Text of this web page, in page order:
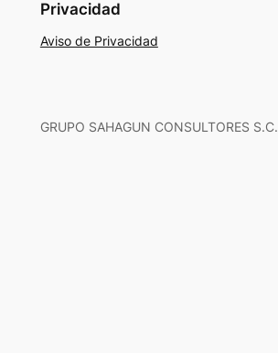
Privacidad
Aviso de Privacidad
GRUPO SAHAGUN CONSULTORES S.C.